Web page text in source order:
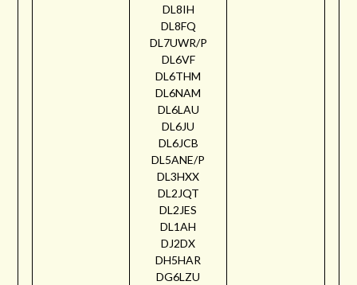
DL8IH
DL8FQ
DL7UWR/P
DL6VF
DL6THM
DL6NAM
DL6LAU
DL6JU
DL6JCB
DL5ANE/P
DL3HXX
DL2JQT
DL2JES
DL1AH
DJ2DX
DH5HAR
DG6LZU